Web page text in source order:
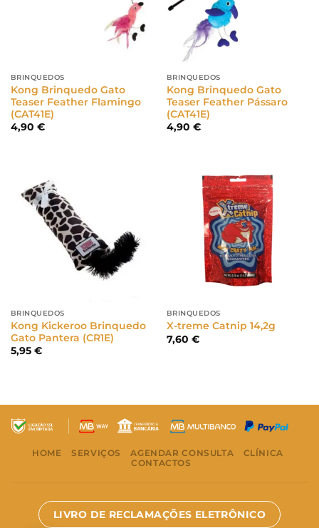
BRINQUEDOS
Kong Brinquedo Gato
Teaser Feather Flamingo
(CAT41E)
4,90 €
BRINQUEDOS
Kong Brinquedo Gato
Teaser Feather Pássaro
(CAT41E)
4,90 €
BRINQUEDOS
Kong Kickeroo Brinquedo
Gato Pantera (CR1E)
5,95 €
BRINQUEDOS
X-treme Catnip 14,2g
7,60 €
HOME SERVIÇOS AGENDAR CONSULTA
CLÍNICA
CONTACTOS
LIVRO DE RECLAMAÇÕES ELETRÔNICO